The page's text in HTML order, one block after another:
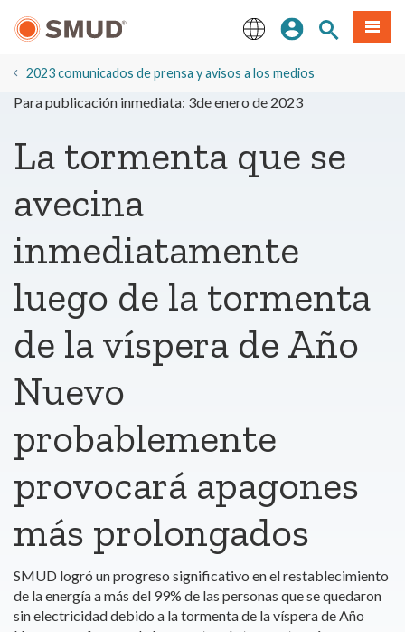
principal
Iniciar sesión
Buscar en
Menú
2023 comunicados de prensa y avisos a los medios
Para publicación inmediata: 3de enero de 2023
La tormenta que se
avecina
inmediatamente
luego de la tormenta
de la víspera de Año
Nuevo
probablemente
provocará apagones
más prolongados
SMUD logró un progreso significativo en el restablecimiento
de la energía a más del 99% de las personas que se quedaron
sin electricidad debido a la tormenta de la víspera de Año